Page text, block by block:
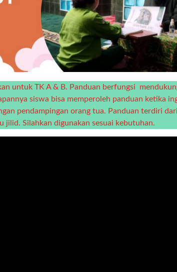
untuk TK A & B. Panduan berfungsi
siswa bisa memperoleh panduan ketika
pendampingan orang tua. Panduan terdiri dari
jilid. Silahkan digunakan sesuai kebutuhan.